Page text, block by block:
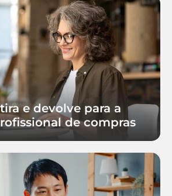
e devolve para a
de compras